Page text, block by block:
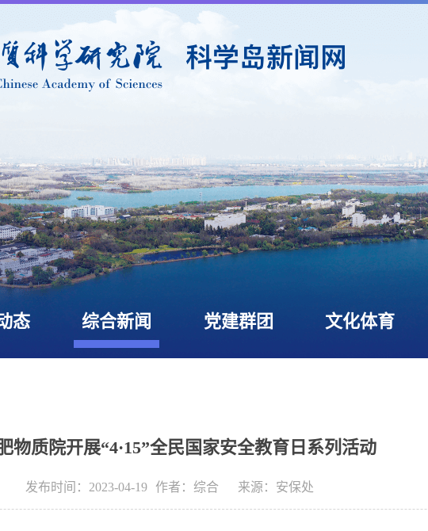
态 综合新闻 党建群团 文化体育
物质院开展“4·15”全民国家安全教育日系列活动
发布时间：2023-04-19 作者： 综合 来源： 安保处